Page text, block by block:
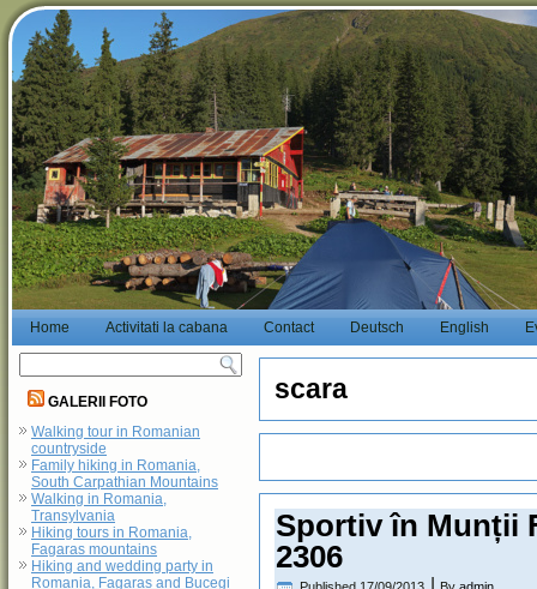
Home Activitati la cabana Contact Deutsch English
GALERII FOTO
Walking tour in Romanian
countryside
Family hiking in Romania,
South Carpathian Mountains
Walking in Romania,
Transylvania
Hiking tours in Romania,
Fagaras mountains
Hiking and wedding party in
Romania, Fagaras and Bucegi
scara
Sportiv în Munții
2306
|